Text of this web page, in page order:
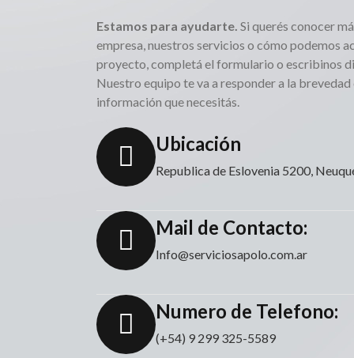
Estamos para ayudarte. Si querés conocer
empresa, nuestros servicios o cómo podemos
proyecto, completá el formulario o escribinos
Nuestro equipo te va a responder a la brevedad
información que necesitás.
Ubicación
Republica de Eslovenia 5200,
Mail de Contacto:
Info@serviciosapolo.com.ar
Numero de Telefono:
(+54) 9 299 325-5589